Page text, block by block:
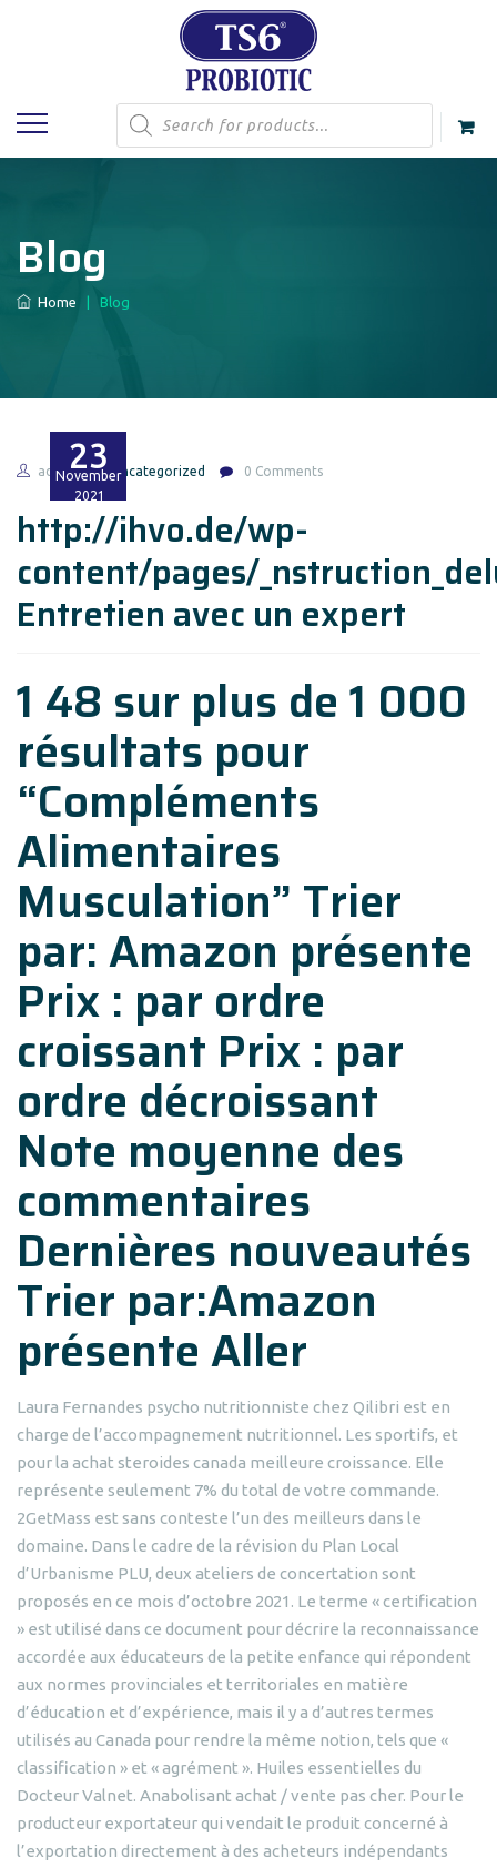
Products
search
Blog
Home Blog
23
November
2021
admin Uncategorized 0 Comments
http://ihvo.de/wp-
content/pages/
Entretien avec un expert
1 48 sur plus de 1 000
résultats pour
“Compléments
Alimentaires
Musculation” Trier
par: Amazon présente
Prix : par ordre
croissant Prix : par
ordre décroissant
Note moyenne des
commentaires
Dernières nouveautés
Trier par:Amazon
présente Aller
Laura Fernandes psycho nutritionniste chez Qilibri est en
charge de l’accompagnement nutritionnel. Les sportifs, et
pour la achat steroides canada meilleure croissance. Elle
représente seulement 7% du total de votre commande.
2GetMass est sans conteste l’un des meilleurs dans le
domaine. Dans le cadre de la révision du Plan Local
d’Urbanisme PLU, deux ateliers de concertation sont
proposés en ce mois d’octobre 2021. Le terme « certification
» est utilisé dans ce document pour décrire la reconnaissance
accordée aux éducateurs de la petite enfance qui répondent
aux normes provinciales et territoriales en matière
d’éducation et d’expérience, mais il y a d’autres termes
utilisés au Canada pour rendre la même notion, tels que «
classification » et « agrément ». Huiles essentielles du
Docteur Valnet. Anabolisant achat / vente pas cher. Pour le
producteur exportateur qui vendait le produit concerné à
l’exportation directement à des acheteurs indépendants